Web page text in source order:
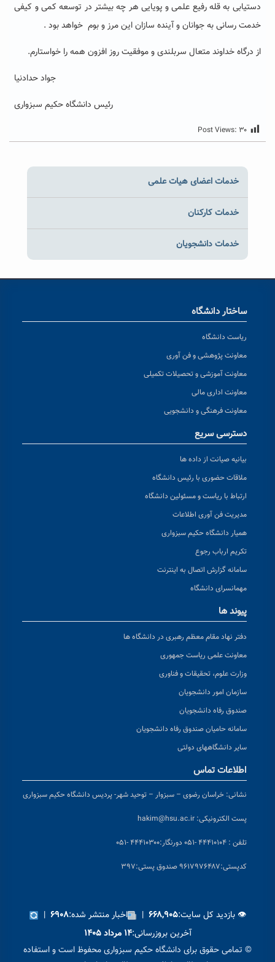
دستیابی به قله رفیع علمی و پویایی هر چه بیشتر در توسعه کمی و کیفی
خدمت رسانی به جوانان و آینده سازان این مرز و بوم خواهد بود .
از درگاه خداوند متعال سربلندی و موفقیت روز افزون همه را خواستارم.
جواد حدادنیا
رئیس دانشگاه حکیم سبزواری
Post Views: ۳۰
خدمات اعضای هیات علمی
خدمات کارکنان
خدمات دانشجویان
ساختار دانشگاه
ریاست دانشگاه
معاونت پژوهشی و فن آوری
معاونت آموزشی و تحصیلات تکمیلی
معاونت اداری مالی
معاونت فرهنگی و دانشجویی
دسترسی سریع
بیانیه صیانت از داده ها
ملاقات حضوری با رئیس دانشگاه
ارتباط با ریاست و مسئولین دانشگاه
مدیریت فن آوری اطلاعات
همیار دانشگاه حکیم سبزواری
تکریم ارباب رجوع
سامانه گزارش اتصال به اینترنت
مهمانسرای دانشگاه
پیوند ها
دفتر نهاد مقام معظم رهبری در دانشگاه ها
معاونت علمی ریاست جمهوری
وزارت علوم، تحقیقات و فناوری
سازمان امور دانشجویان
صندوق رفاه دانشجویان
سامانه حامیان صندوق رفاه دانشجویان
سایر دانشگاههای دولتی
اطلاعات تماس
نشانی: خراسان رضوی – سبزوار – توحید شهر- پردیس دانشگاه حکیم سبزواری
پست الکترونیکی: hakim@hsu.ac.ir
تلفن : ۴۴۴۱۰۱۰۴ -۰۵۱ دورنگار:۴۴۴۱۰۳۰۰ -۰۵۱
کدپستی:۹۶۱۷۹۷۶۴۸۷ صندوق پستی:۳۹۷
👁 بازدید کل سایت:۶۶۸,۹۰۵ | اخبار منتشر شده:۶۹۰۸ |
آخرین بروزرسانی:۱۴ مرداد ۱۴۰۵
© تمامی حقوق برای دانشگاه حکیم سبزواری محفوظ است و استفاده